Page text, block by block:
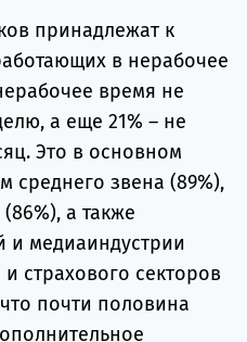
принадлежат к
в нерабочее
время не
а еще 21% – не
Это в основном
среднего звена (89%),
а также
и медиаиндустрии
страхового секторов
почти половина